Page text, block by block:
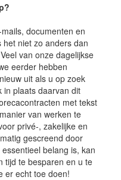
documenten en
niet zo anders dan
van onze dagelijkse
eerder hebben
uit als u op zoek
in plaats daarvan dit
met tekst
van werken te
privé-, zakelijke en
gescreend door
belang is, kan
tijd te besparen en u te
er echt toe doen!